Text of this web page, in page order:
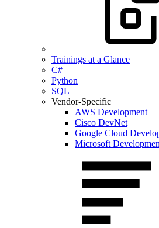
Trainings at a Glance
C#
Python
SQL
Vendor-Specific
AWS Development
Cisco DevNet
Google Cloud
Microsoft